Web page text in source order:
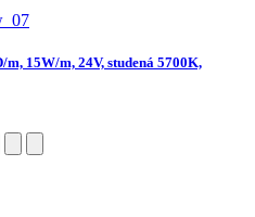
15W/m, 24V, studená 5700K,